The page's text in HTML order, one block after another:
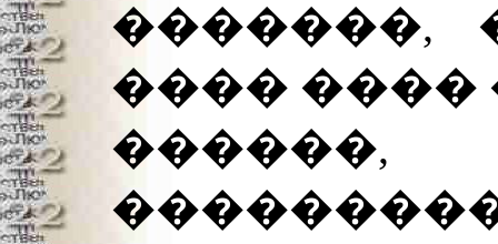
�������,
���� ����